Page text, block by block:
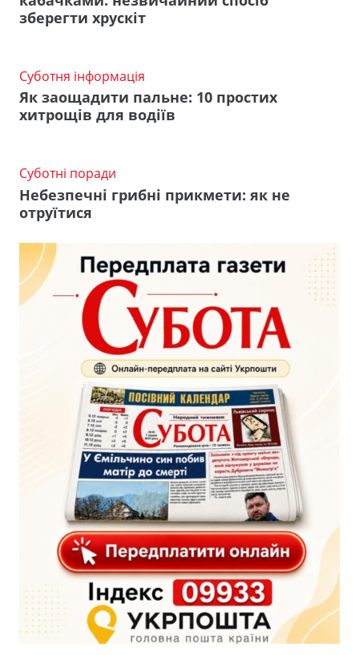
зберегти хрускіт
Суботня інформація
Як заощадити пальне: 10 простих
хитрощів для водіїв
Суботні поради
Небезпечні грибні прикмети: як не
отруїтися